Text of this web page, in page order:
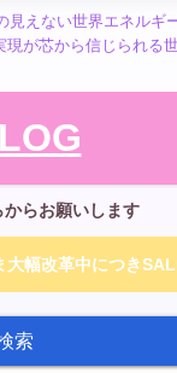
見えない世界エネルギ
が芯から信じられる
からお願いします
大幅改革中につき
索